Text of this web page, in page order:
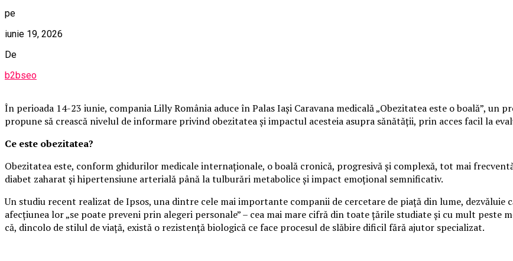
pe
iunie 19, 2026
De
b2bseo
În perioada 14-23 iunie, compania Lilly România aduce în Palas Iași Caravana medicală „Obezitatea este o boală”,
propune să crească nivelul de informare privind obezitatea și impactul acesteia asupra sănătății, prin acces facil la
Ce este obezitatea?
Obezitatea este, conform ghidurilor medicale internaționale, o boală cronică, progresivă și complexă, tot mai
diabet zaharat și hipertensiune arterială până la tulburări metabolice și impact emoțional semnificativ.
Un studiu recent realizat de Ipsos, una dintre cele mai importante companii de cercetare de piață din lume, dezvăluie
afecțiunea lor „se poate preveni prin alegeri personale” – cea mai mare cifră din toate țările studiate și cu mult peste
că, dincolo de stilul de viață, există o rezistență biologică ce face procesul de slăbire dificil fără ajutor specializat.